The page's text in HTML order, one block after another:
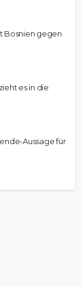
Bosnien gegen
es in die
Aussage für